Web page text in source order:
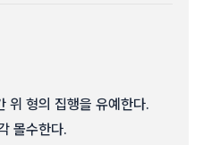
위 형의 집행을 유예한다.
몰수한다.